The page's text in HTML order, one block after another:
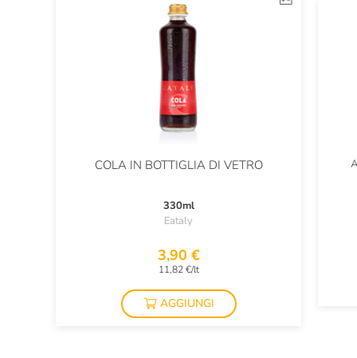
COLA IN BOTTIGLIA DI VETRO
330ml
Eataly
3,90 €
11,82 €/lt
AGGIUNGI